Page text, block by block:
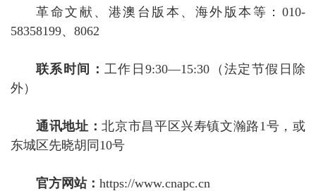
革命文献、港澳台版本 、海外版本等：010-
58358199、8062
联系时间： 工作日9:30—15:30 （法定节假日除
外）
通讯地址：北京市昌平区兴寿镇文瀚路1号 ，或
东城区先晓胡同 10号
官方网站： https://www.cnapc.cn